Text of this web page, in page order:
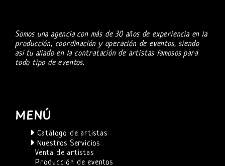
Somos una agencia con más de 30 años de experiencia en la
producción, coordinación y operación de eventos, siendo
asi tu aliado en la contratación de artistas famosos para
todo tipo de eventos.
MENÚ
Catálogo de artistas
Nuestros Servicios
Venta de artistas
Producción de eventos